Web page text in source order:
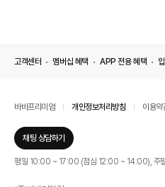
고객센터 멤버십 혜택 APP 전용 혜택
바바프리미엄 개인정보처리방침 이용약
채팅 상담하기
평일 10:00 ~ 17:00 (점심 12:00 ~ 14:00), 주